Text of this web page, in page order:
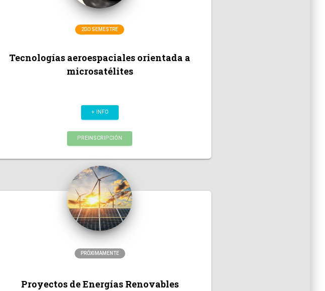
2DO SEMESTRE
Tecnologías aeroespaciales orientada a
microsatélites
+ INFO
PREINSCRIPCIÓN
PRÓXIMAMENTE
Proyectos de Energías Renovables